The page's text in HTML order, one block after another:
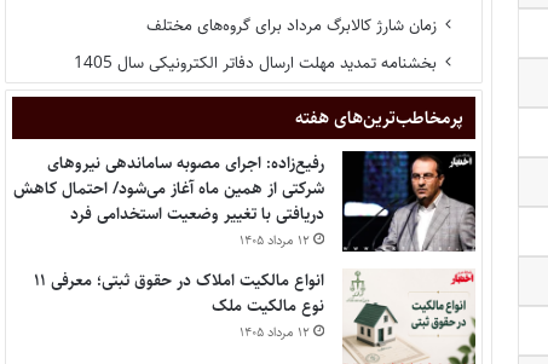
زمان شارژ کالابرگ مرداد برای گروه‌های مختلف
بخشنامه تمدید مهلت ارسال دفاتر الکترونیکی سال 1405
پر‌مخاطب‌ترین‌های هفته
رفیع‌زاده: اجرای مصوبه ساماندهی نیروهای
شرکتی از همین ماه آغاز می‌شود/ احتمال کاهش
دریافتی با تغییر وضعیت استخدامی فرد
۱۲ مرداد ۱۴۰۵
انواع مالکیت املاک در حقوق ثبتی؛ معرفی ۱۱
نوع مالکیت ملک
۱۲ مرداد ۱۴۰۵